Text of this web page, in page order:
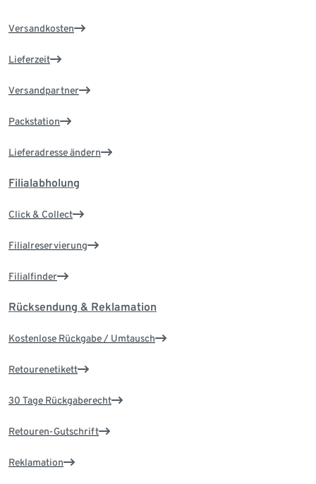
Versandkosten
Lieferzeit
Versandpartner
Packstation
Lieferadresse ändern
Filialabholung
Click & Collect
Filialreservierung
Filialfinder
Rücksendung & Reklamation
Kostenlose Rückgabe / Umtausch
Retourenetikett
30 Tage Rückgaberecht
Retouren-Gutschrift
Reklamation